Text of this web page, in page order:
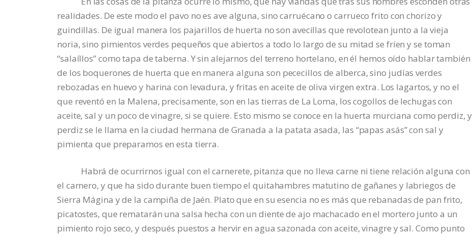
realidades. De este modo el pavo no es ave alguna, sino carruécano o carrueco frito con chorizo y
guindillas. De igual manera los pajarillos de huerta no son avecillas que revolotean junto a la vieja
noria, sino pimientos verdes pequeños que abiertos a todo lo largo de su mitad se fríen y se toman
“salaíllos” como tapa de taberna. Y sin alejarnos del terreno hortelano, en él hemos oído hablar también
de los boquerones de huerta que en manera alguna son pececillos de alberca, sino judías verdes
rebozadas en huevo y harina con levadura, y fritas en aceite de oliva virgen extra. Los lagartos, y no el
que reventó en la Malena, precisamente, son en las tierras de La Loma, los cogollos de lechugas con
aceite, sal y un poco de vinagre, si se quiere. Esto mismo se conoce en la huerta murciana como perdiz, y
perdiz se le llama en la ciudad hermana de Granada a la patata asada, las “papas asás” con sal y
pimienta que preparamos en esta tierra.
Habrá de ocurrirnos igual con el carnerete, pitanza que no lleva carne ni tiene relación alguna con
el carnero, y que ha sido durante buen tiempo el quitahambres matutino de gañanes y labriegos de
Sierra Mágina y de la campiña de Jaén. Plato que en su esencia no es más que rebanadas de pan frito,
picatostes, que rematarán una salsa hecha con un diente de ajo machacado en el mortero junto a un
pimiento rojo seco, y después puestos a hervir en agua sazonada con aceite, vinagre y sal. Como punto